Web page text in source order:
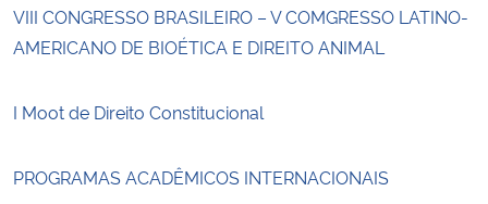
VIII CONGRESSO BRASILEIRO – V COMGRESSO LATINO-
AMERICANO DE BIOÉTICA E DIREITO ANIMAL
I Moot de Direito Constitucional
PROGRAMAS ACADÊMICOS INTERNACIONAIS